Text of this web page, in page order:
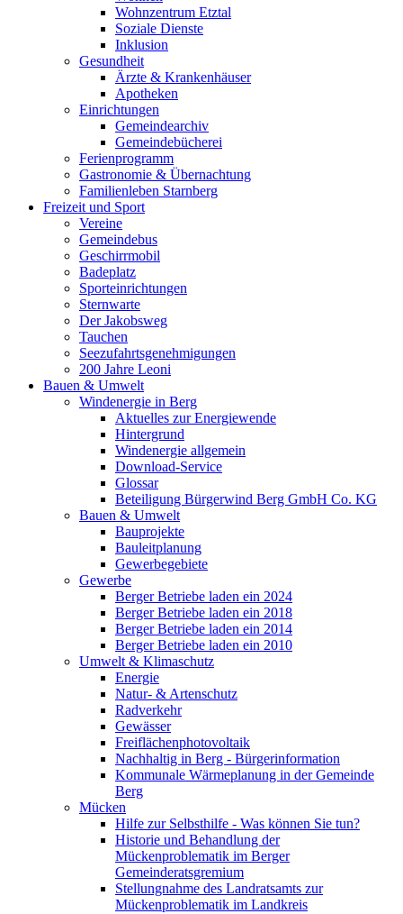
Wohnzentrum Etztal
Soziale Dienste
Inklusion
Gesundheit
Ärzte & Krankenhäuser
Apotheken
Einrichtungen
Gemeindearchiv
Gemeindebücherei
Ferienprogramm
Gastronomie & Übernachtung
Familienleben Starnberg
Freizeit und Sport
Vereine
Gemeindebus
Geschirrmobil
Badeplatz
Sporteinrichtungen
Sternwarte
Der Jakobsweg
Tauchen
Seezufahrtsgenehmigungen
200 Jahre Leoni
Bauen & Umwelt
Windenergie in Berg
Aktuelles zur Energiewende
Hintergrund
Windenergie allgemein
Download-Service
Glossar
Beteiligung Bürgerwind Berg GmbH Co. KG
Bauen & Umwelt
Bauprojekte
Bauleitplanung
Gewerbegebiete
Gewerbe
Berger Betriebe laden ein 2024
Berger Betriebe laden ein 2018
Berger Betriebe laden ein 2014
Berger Betriebe laden ein 2010
Umwelt & Klimaschutz
Energie
Natur- & Artenschutz
Radverkehr
Gewässer
Freiflächenphotovoltaik
Nachhaltig in Berg - Bürgerinformation
Kommunale Wärmeplanung in der Gemeinde
Berg
Mücken
Hilfe zur Selbsthilfe - Was können Sie tun?
Historie und Behandlung der
Mückenproblematik im Berger
Gemeinderatsgremium
Stellungnahme des Landratsamts zur
Mückenproblematik im Landkreis